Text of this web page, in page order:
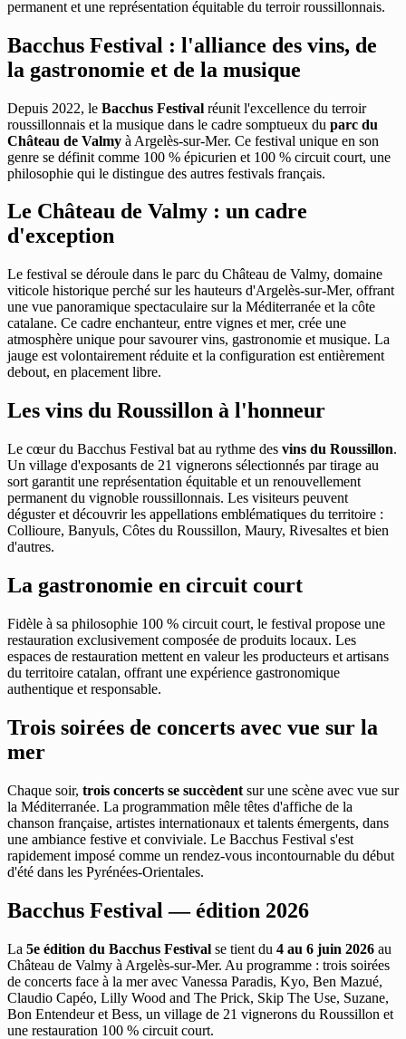
permanent et une représentation équitable du terroir roussillonnais.
Bacchus Festival : l'alliance des vins, de
la gastronomie et de la musique
Depuis 2022, le Bacchus Festival réunit l'excellence du terroir
roussillonnais et la musique dans le cadre somptueux du parc du
Château de Valmy à Argelès-sur-Mer. Ce festival unique en son
genre se définit comme 100 % épicurien et 100 % circuit court, une
philosophie qui le distingue des autres festivals français.
Le Château de Valmy : un cadre
d'exception
Le festival se déroule dans le parc du Château de Valmy, domaine
viticole historique perché sur les hauteurs d'Argelès-sur-Mer, offrant
une vue panoramique spectaculaire sur la Méditerranée et la côte
catalane. Ce cadre enchanteur, entre vignes et mer, crée une
atmosphère unique pour savourer vins, gastronomie et musique. La
jauge est volontairement réduite et la configuration est entièrement
debout, en placement libre.
Les vins du Roussillon à l'honneur
Le cœur du Bacchus Festival bat au rythme des vins du Roussillon.
Un village d'exposants de 21 vignerons sélectionnés par tirage au
sort garantit une représentation équitable et un renouvellement
permanent du vignoble roussillonnais. Les visiteurs peuvent
déguster et découvrir les appellations emblématiques du territoire :
Collioure, Banyuls, Côtes du Roussillon, Maury, Rivesaltes et bien
d'autres.
La gastronomie en circuit court
Fidèle à sa philosophie 100 % circuit court, le festival propose une
restauration exclusivement composée de produits locaux. Les
espaces de restauration mettent en valeur les producteurs et artisans
du territoire catalan, offrant une expérience gastronomique
authentique et responsable.
Trois soirées de concerts avec vue sur la
mer
Chaque soir, trois concerts se succèdent sur une scène avec vue sur
la Méditerranée. La programmation mêle têtes d'affiche de la
chanson française, artistes internationaux et talents émergents, dans
une ambiance festive et conviviale. Le Bacchus Festival s'est
rapidement imposé comme un rendez-vous incontournable du début
d'été dans les Pyrénées-Orientales.
Bacchus Festival — édition 2026
La 5e édition du Bacchus Festival se tient du 4 au 6 juin 2026 au
Château de Valmy à Argelès-sur-Mer. Au programme : trois soirées
de concerts face à la mer avec Vanessa Paradis, Kyo, Ben Mazué,
Claudio Capéo, Lilly Wood and The Prick, Skip The Use, Suzane,
Bon Entendeur et Bess, un village de 21 vignerons du Roussillon et
une restauration 100 % circuit court.